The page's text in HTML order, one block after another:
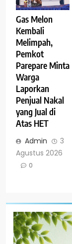
Gas Melon
Kembali
Melimpah,
Pemkot
Parepare Minta
Warga
Laporkan
Penjual Nakal
yang Jual di
Atas HET
Admin
3
Agustus 2026
0